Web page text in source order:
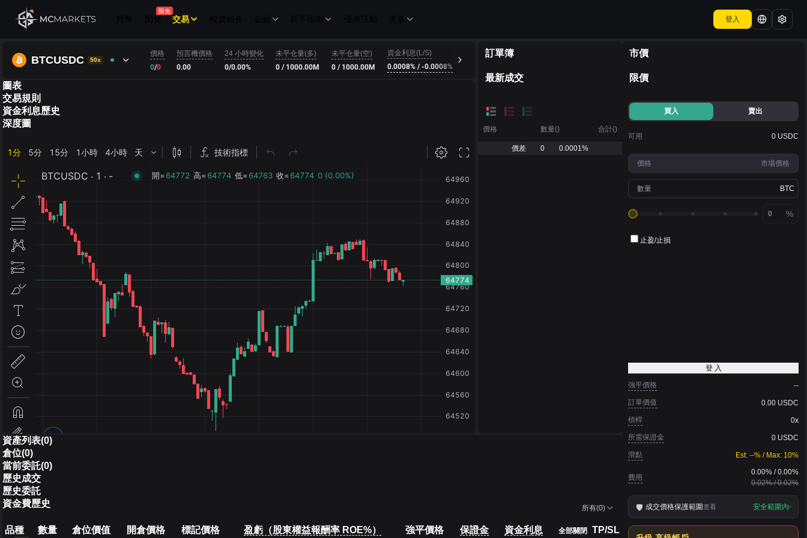
限免
交易 登入
BTCUSDC 50x
價格
0/0
預言機價格
0.00
24 小時變化
0/0.00%
未平仓量(多)
0 / 1000.00M
未平仓量(空)
0 / 1000.00M
資金利息(L/S)
0.0008% / -0.0008%
倒數計時
圖表
交易規則
資金利息歷史
深度圖
訂單簿
最新成交
價格 數量() 合計()
價差 0 0.0001%
資產列表(0)
倉位(0)
當前委託(0)
歷史成交
歷史委託
資金費歷史
所有(0)
品種 數量 倉位價值 開倉價格 標記價格 盈虧（股東權益報酬率 ROE%） 強平價格 保證金 資金利息 全部關閉
TP/SL
市價
限價
買入 賣出
可用 0 USDC
價格 市場價格
數量 BTC
%
止盈/止損
登 入
強平價格
--
訂單價值 0.00 USDC
槓桿 0x
所需保證金 0 USDC
滑點 Est: --% / Max: 10%
費用
0.00% /0.00%
0.02% /0.02%
🛡 成交價格保護範圍查看 安全範圍內›